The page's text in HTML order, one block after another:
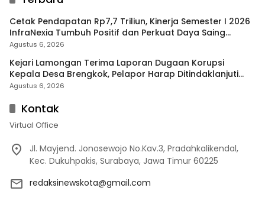
Cetak Pendapatan Rp7,7 Triliun, Kinerja Semester I 2026
InfraNexia Tumbuh Positif dan Perkuat Daya Saing
Industri Digital
Agustus 6, 2026
Kejari Lamongan Terima Laporan Dugaan Korupsi
Kepala Desa Brengkok, Pelapor Harap Ditindaklanjuti
Secara Profesional
Agustus 6, 2026
Kontak
Virtual Office
Jl. Mayjend. Jonosewojo No.Kav.3, Pradahkalikendal,
Kec. Dukuhpakis, Surabaya, Jawa Timur 60225
redaksinewskota@gmail.com